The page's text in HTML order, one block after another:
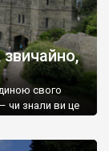
звичайно,
свого
чи знали ви це